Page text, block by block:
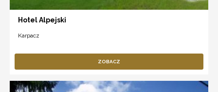
Hotel Alpejski
Karpacz
ZOBACZ